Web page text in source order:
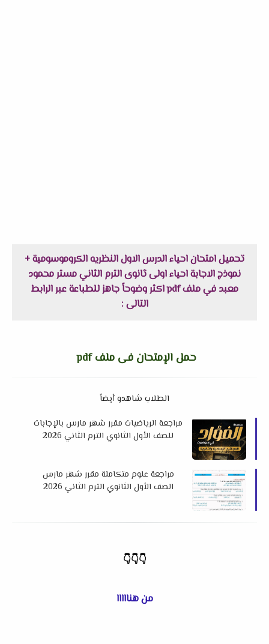
تحميل امتحان احياء الدرس الاول النظريه الكروموسومية +
نموذج الاجابة احياء اولى ثانوى الترم الثاني مستر محمود
معبد في ملف pdf اكثر وضوحاً جاهز للطباعة عبر الرابط
التالى :
حمل الإمتحان فى ملف pdf
الطلاب شاهدو أيضاً
مراجعة الرياضيات مقرر شهر مارس بالإجابات
للصف الأول الثانوي الترم الثاني 2026
مراجعة علوم متكاملة مقرر شهر مارس
الصف الأول الثانوي الترم الثاني 2026
👇
👇
👇
من هنااااا